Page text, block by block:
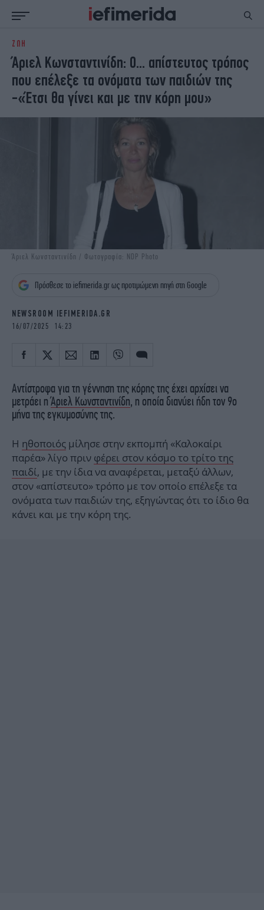
ΕΙΔΗΣΕΙΣ
NON PAPER
ΕΛΛΑΔΑ
ΟΙΚΟΝΟΜΙΑ
ΚΟΣΜΟΣ
ΠΟΛΙΤΙΣΜΟΣ
ΠΑΝΕΛΛΗΝΙΕΣ
ΖΩΗ
ΣΠΟΡ
STORIES
ΥΓΕΙΑ
ΟΛΥΜΠΙΑΚΟΙ ΑΓΩΝΕΣ
GREEN
iAUTOKINITO
iOPINIONS
iGASTRONOMIE
OSCARS
THE OCEAN
ΖΩΗ
Άριελ Κωνσταντινίδη: Ο... απίστευτος τρόπος
που επέλεξε τα ονόματα των παιδιών της
-«Έτσι θα γίνει και με την κόρη μου»
Άριελ Κωνσταντινίδη / Φωτογραφία: NDP Photo
Πρόσθεσε το iefimerida.gr ως προτιμώμενη πηγή στη Google
NEWSROOM IEFIMERIDA.GR
16/07/2025 14:23
Αντίστροφα για τη γέννηση της κόρης της έχει αρχίσει να
μετράει ηΆριελ Κωνσταντινίδη, η οποία διανύει ήδη τον 9ο
μήνα της εγκυμοσύνης της.
Η ηθοποιός μίλησε στην εκπομπή «Καλοκαίρι
παρέα» λίγο πριν φέρει στον κόσμο το τρίτο της
παιδί, με την ίδια να αναφέρεται, μεταξύ άλλων,
στον «απίστευτο» τρόπο με τον οποίο επέλεξε τα
ονόματα των παιδιών της, εξηγώντας ότι το ίδιο θα
κάνει και με την κόρη της.